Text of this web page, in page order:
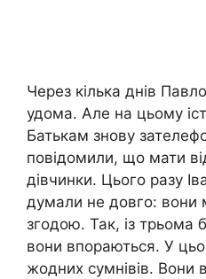
Через кілька днів
удома. Але на цьому
Батькам знову
повідомили, що мати
дівчинки. Цього разу
думали не довго: вони
згодою. Так, із
вони впораються. У
жодних сумнівів. Вони